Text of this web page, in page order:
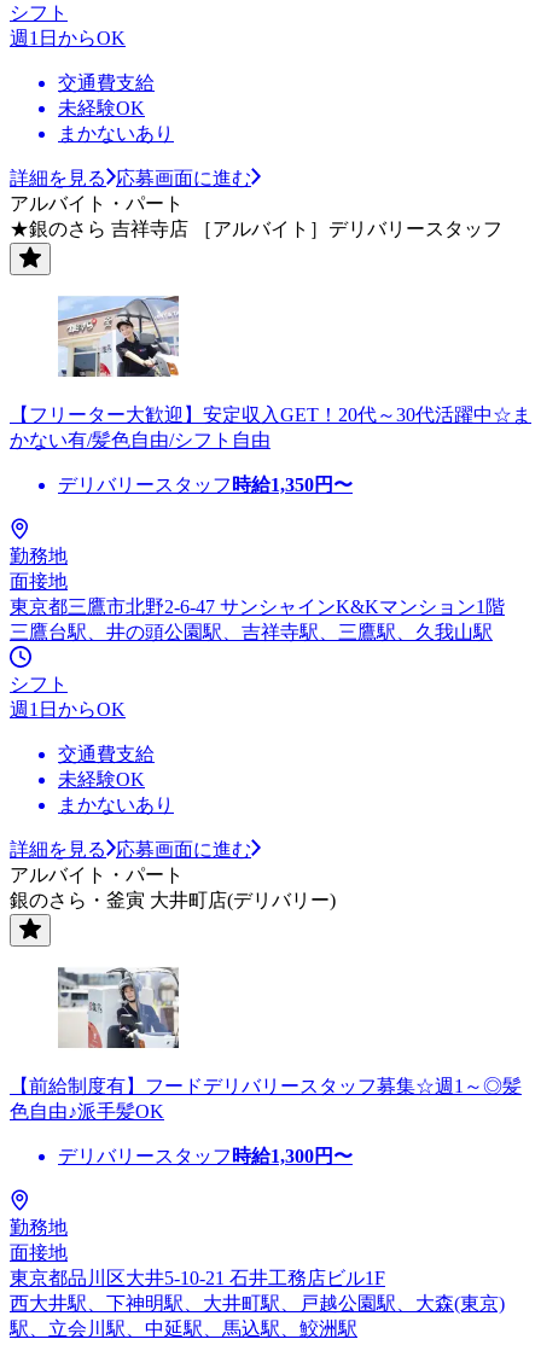
シフト
週1日からOK
交通費支給
未経験OK
まかないあり
詳細を見る
応募画面に進む
アルバイト・パート
★銀のさら 吉祥寺店 ［アルバイト］デリバリースタッフ
【フリーター大歓迎】安定収入GET！20代～30代活躍中☆ま
かない有/髪色自由/シフト自由
デリバリースタッフ 時給1,350円〜
勤務地
面接地
東京都三鷹市北野2-6-47 サンシャインK&Kマンション1階
三鷹台駅、井の頭公園駅、吉祥寺駅、三鷹駅、久我山駅
シフト
週1日からOK
交通費支給
未経験OK
まかないあり
詳細を見る
応募画面に進む
アルバイト・パート
銀のさら・釜寅 大井町店(デリバリー)
【前給制度有】フードデリバリースタッフ募集☆週1～◎髪
色自由♪派手髪OK
デリバリースタッフ 時給1,300円〜
勤務地
面接地
東京都品川区大井5-10-21 石井工務店ビル1F
西大井駅、下神明駅、大井町駅、戸越公園駅、大森(東京)
駅、立会川駅、中延駅、馬込駅、鮫洲駅